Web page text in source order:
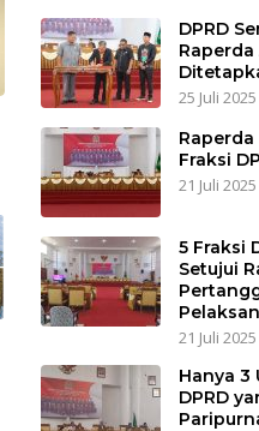
DPRD
Raperda
25 Juli 2025
Raperda
Fraksi
21 Juli 2025
5 Fraksi
Setujui
21 Juli 2025
Hanya 3
DPRD